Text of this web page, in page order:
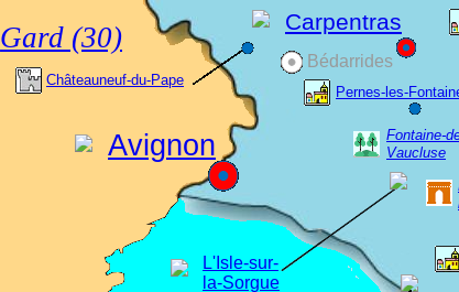
Gard (30)
Avignon
Châteauneuf-du-Pape
Pernes-les-
Fontaine-
Vaucluse
Carpentras
L'Isle-sur-
la-Sorgue
Bédarrides